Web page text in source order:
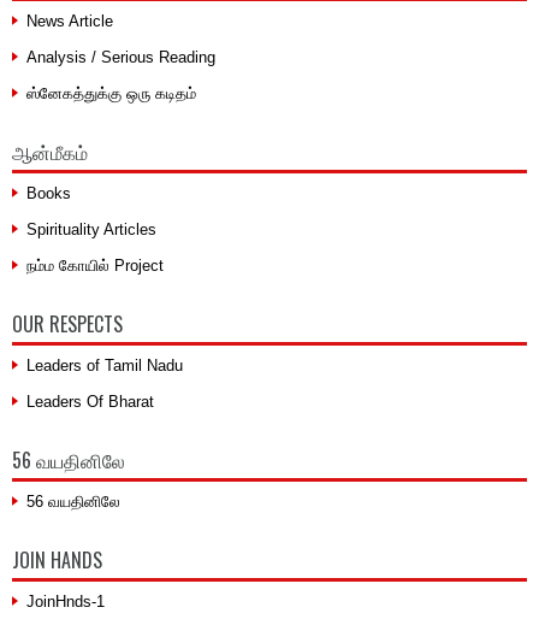
News Article
Analysis / Serious Reading
ஸ்னேகத்துக்கு ஒரு கடிதம்
ஆன்மீகம்
Books
Spirituality Articles
நம்ம கோயில் Project
OUR RESPECTS
Leaders of Tamil Nadu
Leaders Of Bharat
56 வயதினிலே
56 வயதினிலே
JOIN HANDS
JoinHnds-1